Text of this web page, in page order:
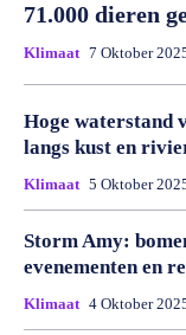
71.000 dieren
Klimaat 7 Oktober
Hoge waterstand
langs kust en
Klimaat 5 Oktober
Storm Amy:
evenementen en
Klimaat 4 Oktober